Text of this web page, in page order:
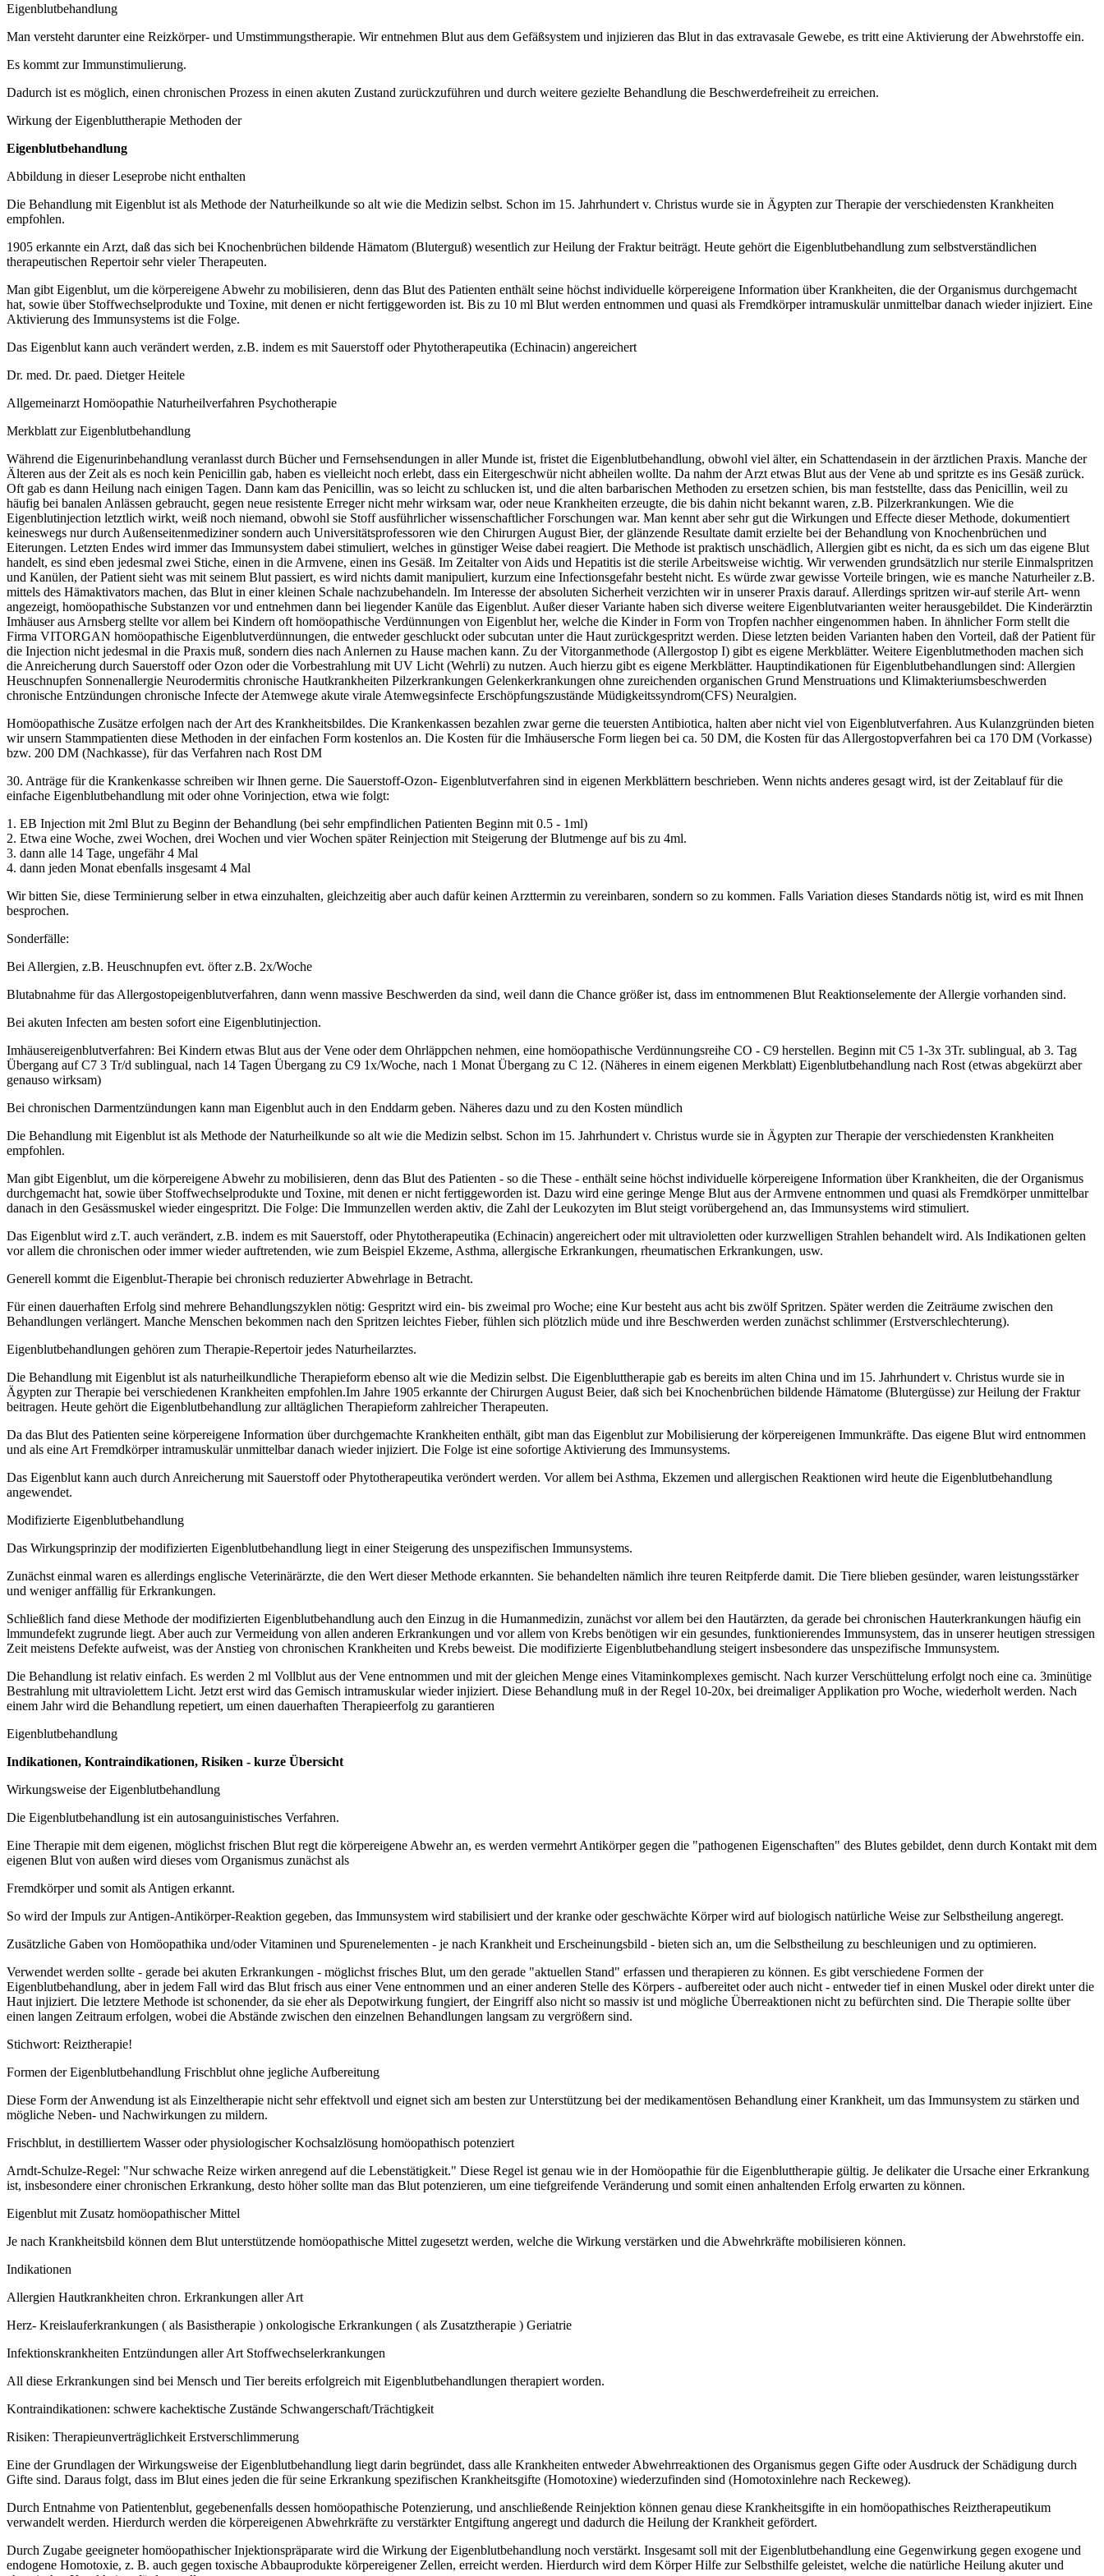
Eigenblutbehandlung
Man versteht darunter eine Reizkörper- und Umstimmungstherapie. Wir entnehmen Blut aus dem Gefäßsystem und injizieren das Blut in das extravasale Gewebe, es tritt eine Aktivierung der Abwehrstoffe ein.
Es kommt zur Immunstimulierung.
Dadurch ist es möglich, einen chronischen Prozess in einen akuten Zustand zurückzuführen und durch weitere gezielte Behandlung die Beschwerdefreiheit zu erreichen.
Wirkung der Eigenbluttherapie Methoden der
Eigenblutbehandlung
Abbildung in dieser Leseprobe nicht enthalten
Die Behandlung mit Eigenblut ist als Methode der Naturheilkunde so alt wie die Medizin selbst. Schon im 15. Jahrhundert v. Christus wurde sie in Ägypten zur Therapie der verschiedensten Krankheiten
empfohlen.
1905 erkannte ein Arzt, daß das sich bei Knochenbrüchen bildende Hämatom (Bluterguß) wesentlich zur Heilung der Fraktur beiträgt. Heute gehört die Eigenblutbehandlung zum selbstverständlichen
therapeutischen Repertoir sehr vieler Therapeuten.
Man gibt Eigenblut, um die körpereigene Abwehr zu mobilisieren, denn das Blut des Patienten enthält seine höchst individuelle körpereigene Information über Krankheiten, die der Organismus durchgemacht
hat, sowie über Stoffwechselprodukte und Toxine, mit denen er nicht fertiggeworden ist. Bis zu 10 ml Blut werden entnommen und quasi als Fremdkörper intramuskulär unmittelbar danach wieder injiziert. Eine
Aktivierung des Immunsystems ist die Folge.
Das Eigenblut kann auch verändert werden, z.B. indem es mit Sauerstoff oder Phytotherapeutika (Echinacin) angereichert
Dr. med. Dr. paed. Dietger Heitele
Allgemeinarzt Homöopathie Naturheilverfahren Psychotherapie
Merkblatt zur Eigenblutbehandlung
Während die Eigenurinbehandlung veranlasst durch Bücher und Fernsehsendungen in aller Munde ist, fristet die Eigenblutbehandlung, obwohl viel älter, ein Schattendasein in der ärztlichen Praxis. Manche der
Älteren aus der Zeit als es noch kein Penicillin gab, haben es vielleicht noch erlebt, dass ein Eitergeschwür nicht abheilen wollte. Da nahm der Arzt etwas Blut aus der Vene ab und spritzte es ins Gesäß zurück.
Oft gab es dann Heilung nach einigen Tagen. Dann kam das Penicillin, was so leicht zu schlucken ist, und die alten barbarischen Methoden zu ersetzen schien, bis man feststellte, dass das Penicillin, weil zu
häufig bei banalen Anlässen gebraucht, gegen neue resistente Erreger nicht mehr wirksam war, oder neue Krankheiten erzeugte, die bis dahin nicht bekannt waren, z.B. Pilzerkrankungen. Wie die
Eigenblutinjection letztlich wirkt, weiß noch niemand, obwohl sie Stoff ausführlicher wissenschaftlicher Forschungen war. Man kennt aber sehr gut die Wirkungen und Effecte dieser Methode, dokumentiert
keineswegs nur durch Außenseitenmediziner sondern auch Universitätsprofessoren wie den Chirurgen August Bier, der glänzende Resultate damit erzielte bei der Behandlung von Knochenbrüchen und
Eiterungen. Letzten Endes wird immer das Immunsystem dabei stimuliert, welches in günstiger Weise dabei reagiert. Die Methode ist praktisch unschädlich, Allergien gibt es nicht, da es sich um das eigene Blut
handelt, es sind eben jedesmal zwei Stiche, einen in die Armvene, einen ins Gesäß. Im Zeitalter von Aids und Hepatitis ist die sterile Arbeitsweise wichtig. Wir verwenden grundsätzlich nur sterile Einmalspritzen
und Kanülen, der Patient sieht was mit seinem Blut passiert, es wird nichts damit manipuliert, kurzum eine Infectionsgefahr besteht nicht. Es würde zwar gewisse Vorteile bringen, wie es manche Naturheiler z.B.
mittels des Hämaktivators machen, das Blut in einer kleinen Schale nachzubehandeln. Im Interesse der absoluten Sicherheit verzichten wir in unserer Praxis darauf. Allerdings spritzen wir-auf sterile Art- wenn
angezeigt, homöopathische Substanzen vor und entnehmen dann bei liegender Kanüle das Eigenblut. Außer dieser Variante haben sich diverse weitere Eigenblutvarianten weiter herausgebildet. Die Kinderärztin
Imhäuser aus Arnsberg stellte vor allem bei Kindern oft homöopathische Verdünnungen von Eigenblut her, welche die Kinder in Form von Tropfen nachher eingenommen haben. In ähnlicher Form stellt die
Firma VITORGAN homöopathische Eigenblutverdünnungen, die entweder geschluckt oder subcutan unter die Haut zurückgespritzt werden. Diese letzten beiden Varianten haben den Vorteil, daß der Patient für
die Injection nicht jedesmal in die Praxis muß, sondern dies nach Anlernen zu Hause machen kann. Zu der Vitorganmethode (Allergostop I) gibt es eigene Merkblätter. Weitere Eigenblutmethoden machen sich
die Anreicherung durch Sauerstoff oder Ozon oder die Vorbestrahlung mit UV Licht (Wehrli) zu nutzen. Auch hierzu gibt es eigene Merkblätter. Hauptindikationen für Eigenblutbehandlungen sind: Allergien
Heuschnupfen Sonnenallergie Neurodermitis chronische Hautkrankheiten Pilzerkrankungen Gelenkerkrankungen ohne zureichenden organischen Grund Menstruations und Klimakteriumsbeschwerden
chronische Entzündungen chronische Infecte der Atemwege akute virale Atemwegsinfecte Erschöpfungszustände Müdigkeitssyndrom(CFS) Neuralgien.
Homöopathische Zusätze erfolgen nach der Art des Krankheitsbildes. Die Krankenkassen bezahlen zwar gerne die teuersten Antibiotica, halten aber nicht viel von Eigenblutverfahren. Aus Kulanzgründen bieten
wir unsern Stammpatienten diese Methoden in der einfachen Form kostenlos an. Die Kosten für die Imhäusersche Form liegen bei ca. 50 DM, die Kosten für das Allergostopverfahren bei ca 170 DM (Vorkasse)
bzw. 200 DM (Nachkasse), für das Verfahren nach Rost DM
30. Anträge für die Krankenkasse schreiben wir Ihnen gerne. Die Sauerstoff-Ozon- Eigenblutverfahren sind in eigenen Merkblättern beschrieben. Wenn nichts anderes gesagt wird, ist der Zeitablauf für die
einfache Eigenblutbehandlung mit oder ohne Vorinjection, etwa wie folgt:
1. EB Injection mit 2ml Blut zu Beginn der Behandlung (bei sehr empfindlichen Patienten Beginn mit 0.5 - 1ml)
2. Etwa eine Woche, zwei Wochen, drei Wochen und vier Wochen später Reinjection mit Steigerung der Blutmenge auf bis zu 4ml.
3. dann alle 14 Tage, ungefähr 4 Mal
4. dann jeden Monat ebenfalls insgesamt 4 Mal
Wir bitten Sie, diese Terminierung selber in etwa einzuhalten, gleichzeitig aber auch dafür keinen Arzttermin zu vereinbaren, sondern so zu kommen. Falls Variation dieses Standards nötig ist, wird es mit Ihnen
besprochen.
Sonderfälle:
Bei Allergien, z.B. Heuschnupfen evt. öfter z.B. 2x/Woche
Blutabnahme für das Allergostopeigenblutverfahren, dann wenn massive Beschwerden da sind, weil dann die Chance größer ist, dass im entnommenen Blut Reaktionselemente der Allergie vorhanden sind.
Bei akuten Infecten am besten sofort eine Eigenblutinjection.
Imhäusereigenblutverfahren: Bei Kindern etwas Blut aus der Vene oder dem Ohrläppchen nehmen, eine homöopathische Verdünnungsreihe CO - C9 herstellen. Beginn mit C5 1-3x 3Tr. sublingual, ab 3. Tag
Übergang auf C7 3 Tr/d sublingual, nach 14 Tagen Übergang zu C9 1x/Woche, nach 1 Monat Übergang zu C 12. (Näheres in einem eigenen Merkblatt) Eigenblutbehandlung nach Rost (etwas abgekürzt aber
genauso wirksam)
Bei chronischen Darmentzündungen kann man Eigenblut auch in den Enddarm geben. Näheres dazu und zu den Kosten mündlich
Die Behandlung mit Eigenblut ist als Methode der Naturheilkunde so alt wie die Medizin selbst. Schon im 15. Jahrhundert v. Christus wurde sie in Ägypten zur Therapie der verschiedensten Krankheiten
empfohlen.
Man gibt Eigenblut, um die körpereigene Abwehr zu mobilisieren, denn das Blut des Patienten - so die These - enthält seine höchst individuelle körpereigene Information über Krankheiten, die der Organismus
durchgemacht hat, sowie über Stoffwechselprodukte und Toxine, mit denen er nicht fertiggeworden ist. Dazu wird eine geringe Menge Blut aus der Armvene entnommen und quasi als Fremdkörper unmittelbar
danach in den Gesässmuskel wieder eingespritzt. Die Folge: Die Immunzellen werden aktiv, die Zahl der Leukozyten im Blut steigt vorübergehend an, das Immunsystems wird stimuliert.
Das Eigenblut wird z.T. auch verändert, z.B. indem es mit Sauerstoff, oder Phytotherapeutika (Echinacin) angereichert oder mit ultravioletten oder kurzwelligen Strahlen behandelt wird. Als Indikationen gelten
vor allem die chronischen oder immer wieder auftretenden, wie zum Beispiel Ekzeme, Asthma, allergische Erkrankungen, rheumatischen Erkrankungen, usw.
Generell kommt die Eigenblut-Therapie bei chronisch reduzierter Abwehrlage in Betracht.
Für einen dauerhaften Erfolg sind mehrere Behandlungszyklen nötig: Gespritzt wird ein- bis zweimal pro Woche; eine Kur besteht aus acht bis zwölf Spritzen. Später werden die Zeiträume zwischen den
Behandlungen verlängert. Manche Menschen bekommen nach den Spritzen leichtes Fieber, fühlen sich plötzlich müde und ihre Beschwerden werden zunächst schlimmer (Erstverschlechterung).
Eigenblutbehandlungen gehören zum Therapie-Repertoir jedes Naturheilarztes.
Die Behandlung mit Eigenblut ist als naturheilkundliche Therapieform ebenso alt wie die Medizin selbst. Die Eigenbluttherapie gab es bereits im alten China und im 15. Jahrhundert v. Christus wurde sie in
Ägypten zur Therapie bei verschiedenen Krankheiten empfohlen.Im Jahre 1905 erkannte der Chirurgen August Beier, daß sich bei Knochenbrüchen bildende Hämatome (Blutergüsse) zur Heilung der Fraktur
beitragen. Heute gehört die Eigenblutbehandlung zur alltäglichen Therapieform zahlreicher Therapeuten.
Da das Blut des Patienten seine körpereigene Information über durchgemachte Krankheiten enthält, gibt man das Eigenblut zur Mobilisierung der körpereigenen Immunkräfte. Das eigene Blut wird entnommen
und als eine Art Fremdkörper intramuskulär unmittelbar danach wieder injiziert. Die Folge ist eine sofortige Aktivierung des Immunsystems.
Das Eigenblut kann auch durch Anreicherung mit Sauerstoff oder Phytotherapeutika veröndert werden. Vor allem bei Asthma, Ekzemen und allergischen Reaktionen wird heute die Eigenblutbehandlung
angewendet.
Modifizierte Eigenblutbehandlung
Das Wirkungsprinzip der modifizierten Eigenblutbehandlung liegt in einer Steigerung des unspezifischen Immunsystems.
Zunächst einmal waren es allerdings englische Veterinärärzte, die den Wert dieser Methode erkannten. Sie behandelten nämlich ihre teuren Reitpferde damit. Die Tiere blieben gesünder, waren leistungsstärker
und weniger anffällig für Erkrankungen.
Schließlich fand diese Methode der modifizierten Eigenblutbehandlung auch den Einzug in die Humanmedizin, zunächst vor allem bei den Hautärzten, da gerade bei chronischen Hauterkrankungen häufig ein
lmmundefekt zugrunde liegt. Aber auch zur Vermeidung von allen anderen Erkrankungen und vor allem von Krebs benötigen wir ein gesundes, funktionierendes Immunsystem, das in unserer heutigen stressigen
Zeit meistens Defekte aufweist, was der Anstieg von chronischen Krankheiten und Krebs beweist. Die modifizierte Eigenblutbehandlung steigert insbesondere das unspezifische Immunsystem.
Die Behandlung ist relativ einfach. Es werden 2 ml Vollblut aus der Vene entnommen und mit der gleichen Menge eines Vitaminkomplexes gemischt. Nach kurzer Verschüttelung erfolgt noch eine ca. 3minütige
Bestrahlung mit ultraviolettem Licht. Jetzt erst wird das Gemisch intramuskular wieder injiziert. Diese Behandlung muß in der Regel 10-20x, bei dreimaliger Applikation pro Woche, wiederholt werden. Nach
einem Jahr wird die Behandlung repetiert, um einen dauerhaften Therapieerfolg zu garantieren
Eigenblutbehandlung
Indikationen, Kontraindikationen, Risiken - kurze Übersicht
Wirkungsweise der Eigenblutbehandlung
Die Eigenblutbehandlung ist ein autosanguinistisches Verfahren.
Eine Therapie mit dem eigenen, möglichst frischen Blut regt die körpereigene Abwehr an, es werden vermehrt Antikörper gegen die "pathogenen Eigenschaften" des Blutes gebildet, denn durch Kontakt mit dem
eigenen Blut von außen wird dieses vom Organismus zunächst als
Fremdkörper und somit als Antigen erkannt.
So wird der Impuls zur Antigen-Antikörper-Reaktion gegeben, das Immunsystem wird stabilisiert und der kranke oder geschwächte Körper wird auf biologisch natürliche Weise zur Selbstheilung angeregt.
Zusätzliche Gaben von Homöopathika und/oder Vitaminen und Spurenelementen - je nach Krankheit und Erscheinungsbild - bieten sich an, um die Selbstheilung zu beschleunigen und zu optimieren.
Verwendet werden sollte - gerade bei akuten Erkrankungen - möglichst frisches Blut, um den gerade "aktuellen Stand" erfassen und therapieren zu können. Es gibt verschiedene Formen der
Eigenblutbehandlung, aber in jedem Fall wird das Blut frisch aus einer Vene entnommen und an einer anderen Stelle des Körpers - aufbereitet oder auch nicht - entweder tief in einen Muskel oder direkt unter die
Haut injiziert. Die letztere Methode ist schonender, da sie eher als Depotwirkung fungiert, der Eingriff also nicht so massiv ist und mögliche Überreaktionen nicht zu befürchten sind. Die Therapie sollte über
einen langen Zeitraum erfolgen, wobei die Abstände zwischen den einzelnen Behandlungen langsam zu vergrößern sind.
Stichwort: Reiztherapie!
Formen der Eigenblutbehandlung Frischblut ohne jegliche Aufbereitung
Diese Form der Anwendung ist als Einzeltherapie nicht sehr effektvoll und eignet sich am besten zur Unterstützung bei der medikamentösen Behandlung einer Krankheit, um das Immunsystem zu stärken und
mögliche Neben- und Nachwirkungen zu mildern.
Frischblut, in destilliertem Wasser oder physiologischer Kochsalzlösung homöopathisch potenziert
Arndt-Schulze-Regel: "Nur schwache Reize wirken anregend auf die Lebenstätigkeit." Diese Regel ist genau wie in der Homöopathie für die Eigenbluttherapie gültig. Je delikater die Ursache einer Erkrankung
ist, insbesondere einer chronischen Erkrankung, desto höher sollte man das Blut potenzieren, um eine tiefgreifende Veränderung und somit einen anhaltenden Erfolg erwarten zu können.
Eigenblut mit Zusatz homöopathischer Mittel
Je nach Krankheitsbild können dem Blut unterstützende homöopathische Mittel zugesetzt werden, welche die Wirkung verstärken und die Abwehrkräfte mobilisieren können.
Indikationen
Allergien Hautkrankheiten chron. Erkrankungen aller Art
Herz- Kreislauferkrankungen ( als Basistherapie ) onkologische Erkrankungen ( als Zusatztherapie ) Geriatrie
Infektionskrankheiten Entzündungen aller Art Stoffwechselerkrankungen
All diese Erkrankungen sind bei Mensch und Tier bereits erfolgreich mit Eigenblutbehandlungen therapiert worden.
Kontraindikationen: schwere kachektische Zustände Schwangerschaft/Trächtigkeit
Risiken: Therapieunverträglichkeit Erstverschlimmerung
Eine der Grundlagen der Wirkungsweise der Eigenblutbehandlung liegt darin begründet, dass alle Krankheiten entweder Abwehrreaktionen des Organismus gegen Gifte oder Ausdruck der Schädigung durch
Gifte sind. Daraus folgt, dass im Blut eines jeden die für seine Erkrankung spezifischen Krankheitsgifte (Homotoxine) wiederzufinden sind (Homotoxinlehre nach Reckeweg).
Durch Entnahme von Patientenblut, gegebenenfalls dessen homöopathische Potenzierung, und anschließende Reinjektion können genau diese Krankheitsgifte in ein homöopathisches Reiztherapeutikum
verwandelt werden. Hierdurch werden die körpereigenen Abwehrkräfte zu verstärkter Entgiftung angeregt und dadurch die Heilung der Krankheit gefördert.
Durch Zugabe geeigneter homöopathischer Injektionspräparate wird die Wirkung der Eigenblutbehandlung noch verstärkt. Insgesamt soll mit der Eigenblutbehandlung eine Gegenwirkung gegen exogene und
endogene Homotoxie, z. B. auch gegen toxische Abbauprodukte körpereigener Zellen, erreicht werden. Hierdurch wird dem Körper Hilfe zur Selbsthilfe geleistet, welche die natürliche Heilung akuter und